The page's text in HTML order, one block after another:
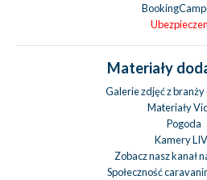
Materiały
Galerie zdjęć z
Materiały
Pogoda
Kamery
Zobacz nasz kanał
Społeczność